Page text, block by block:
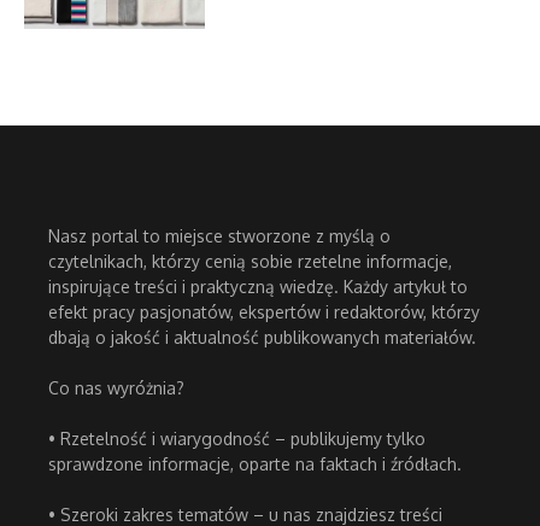
Nasz portal to miejsce stworzone z myślą o
czytelnikach, którzy cenią sobie rzetelne informacje,
inspirujące treści i praktyczną wiedzę. Każdy artykuł to
efekt pracy pasjonatów, ekspertów i redaktorów, którzy
dbają o jakość i aktualność publikowanych materiałów.
Co nas wyróżnia?
• Rzetelność i wiarygodność – publikujemy tylko
sprawdzone informacje, oparte na faktach i źródłach.
• Szeroki zakres tematów – u nas znajdziesz treści